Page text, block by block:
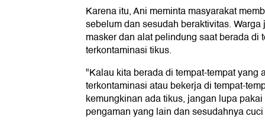
Karena itu, Ani meminta masyarakat
sebelum dan sesudah beraktivitas.
masker dan alat pelindung saat berada di
terkontaminasi tikus.
"Kalau kita berada di tempat-tempat yang
terkontaminasi atau bekerja di tempat-
kemungkinan ada tikus, jangan lupa
pengaman yang lain dan sesudahnya